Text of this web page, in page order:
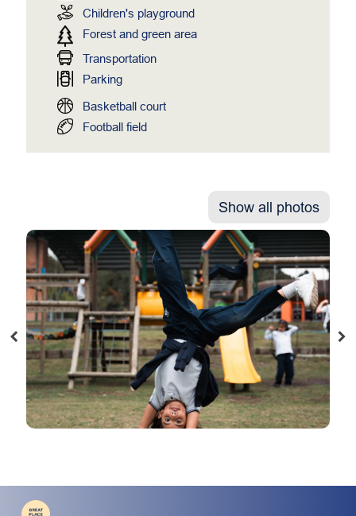
Children's playground
Forest and green area
Transportation
Parking
Basketball court
Football field
Show all photos